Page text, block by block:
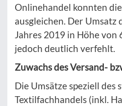
Onlinehandel konnten
ausgleichen. Der Umsatz
Jahres 2019 in Höhe
jedoch deutlich verfehlt.
Zuwachs des Versand-
Die Umsätze speziell des
Textilfachhandels (inkl.